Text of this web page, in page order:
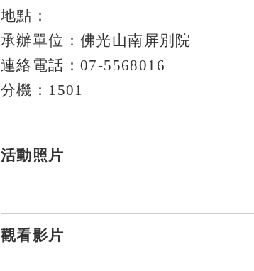
地點：
承辦單位：佛光山南屏別院
連絡電話：07-5568016
分機：1501
活動照片
觀看影片